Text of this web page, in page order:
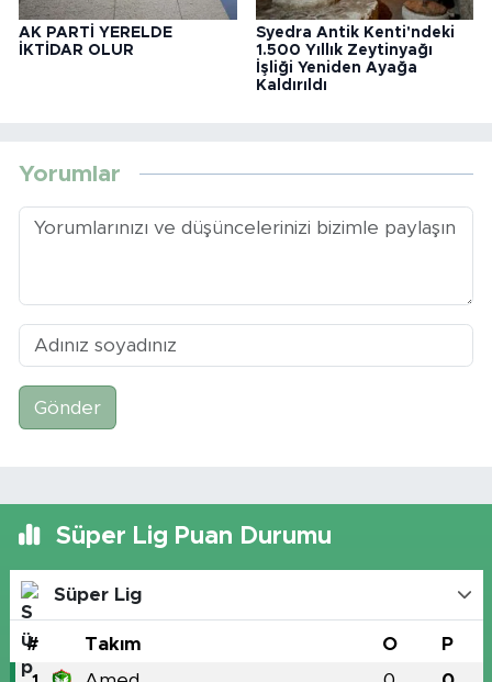
AK PARTİ YERELDE
İKTİDAR OLUR
Syedra Antik Kenti'ndeki
1.500 Yıllık Zeytinyağı
İşliği Yeniden Ayağa
Kaldırıldı
Yorumlar
Gönder
Süper Lig Puan Durumu
Süper Lig
# Takım O P